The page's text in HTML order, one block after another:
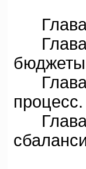
Глава
Глава
Глава
процесс.
Глава